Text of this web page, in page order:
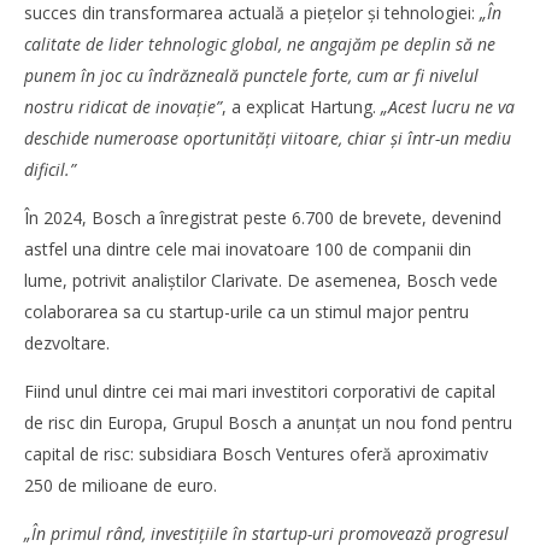
industriale și logistice din România a crescut cu 11% în
succes din transformarea actuală a piețelor și tehnologiei: „În
calitate de lider tehnologic global, ne angajăm pe deplin să ne
punem în joc cu îndrăzneală punctele forte, cum ar fi nivelul
nostru ridicat de inovație”, a explicat Hartung. „Acest lucru ne va
deschide numeroase oportunități viitoare, chiar și într-un mediu
dificil.”
În 2024, Bosch a înregistrat peste 6.700 de brevete, devenind
astfel una dintre cele mai inovatoare 100 de companii din
lume, potrivit analiștilor Clarivate. De asemenea, Bosch vede
colaborarea sa cu startup-urile ca un stimul major pentru
dezvoltare.
Fiind unul dintre cei mai mari investitori corporativi de capital
de risc din Europa, Grupul Bosch a anunțat un nou fond pentru
capital de risc: subsidiara Bosch Ventures oferă aproximativ
250 de milioane de euro.
„În primul rând, investițiile în startup-uri promovează progresul